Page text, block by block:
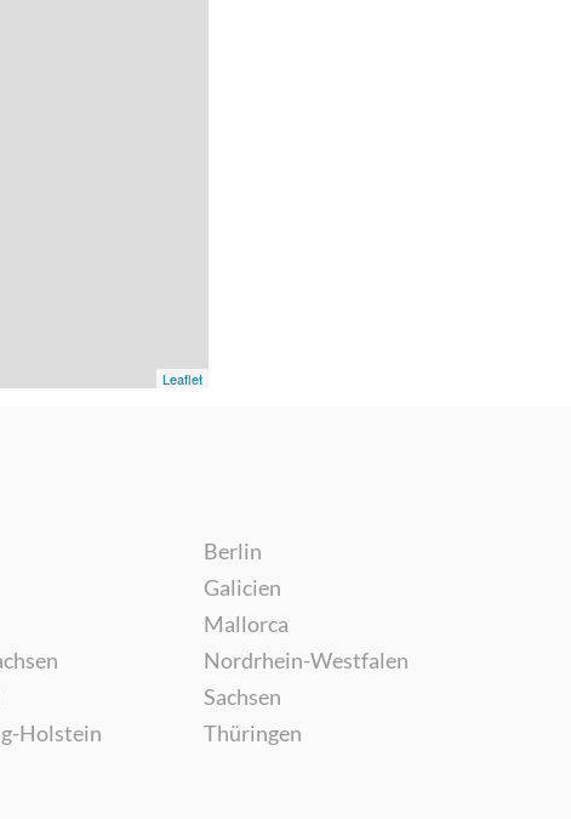
Leaflet
Holstein
Berlin
Galicien
Mallorca
Nordrhein-Westfalen
Sachsen
Thüringen